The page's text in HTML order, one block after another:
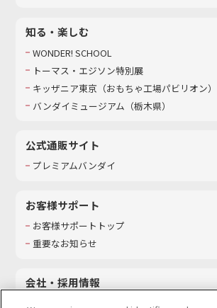
知る・楽しむ
WONDER! SCHOOL
トーマス・エジソン特別展
キッザニア東京（おもちゃ工場パビリオン）​
バンダイミュージアム（栃木県）
公式通販サイト
プレミアムバンダイ
お客様サポート
お客様サポートトップ
重要なお知らせ
会社・採用情報